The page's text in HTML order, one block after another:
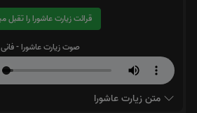
قرائت زیارت عاشورا را تقبل میکنم
صوت زیارت عاشورا - فانی
متن زیارت عاشورا